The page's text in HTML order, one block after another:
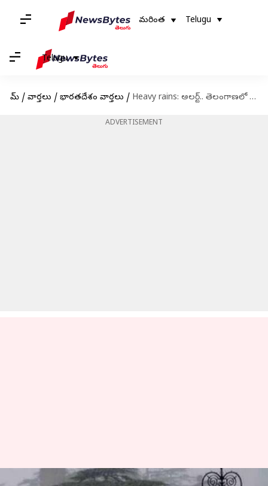
మరింత Telugu
Telugu
హోమ్ / వార్తలు / భారతదేశం వార్తలు / Heavy rains: అలర్ట్.. తెలంగాణలో నాలుగు రోజుల పాటు భారీ వర్షాలు
ADVERTISEMENT